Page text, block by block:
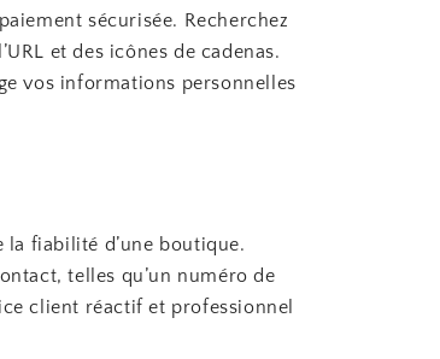
sécurisée. Recherchez
et des icônes de cadenas.
vos informations personnelles
fiabilité d’une boutique.
telles qu’un numéro de
client réactif et professionnel